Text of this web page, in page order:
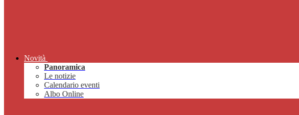
Novità
Panoramica
Le notizie
Calendario eventi
Albo Online